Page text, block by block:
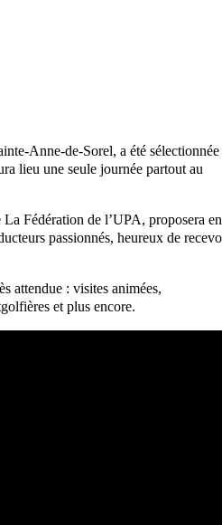
Anne-de-Sorel, a été sélectionnée
lieu une seule journée partout au
Fédération de l’UPA, proposera en
passionnés, heureux de
attendue : visites animées,
et plus encore.